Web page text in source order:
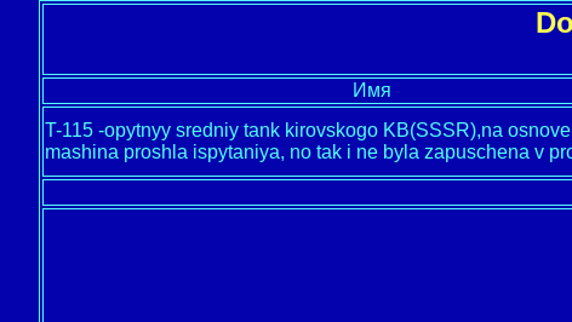
Имя
T-115 -opytnyy sredniy tank kirovskogo KB(SSSR),na
mashina proshla ispytaniya, no tak i ne byla zapuschena v